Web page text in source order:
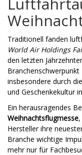
Traditionell fanden
World Air Holdings
den letzten
insbesondere durch
und Geschenkekultur
Ein herausragendes
Weihnachtsflugmesse
Hersteller ihre
Branche wichtige
mehr nur für